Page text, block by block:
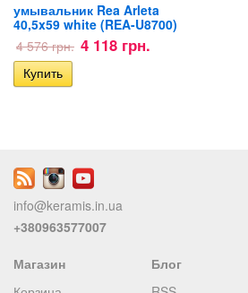
умывальник Rea Arleta
40,5x59 white (REA-U8700)
4 576 грн. 4 118 грн.
info@keramis.in.ua
+380963577007
Магазин
Блог